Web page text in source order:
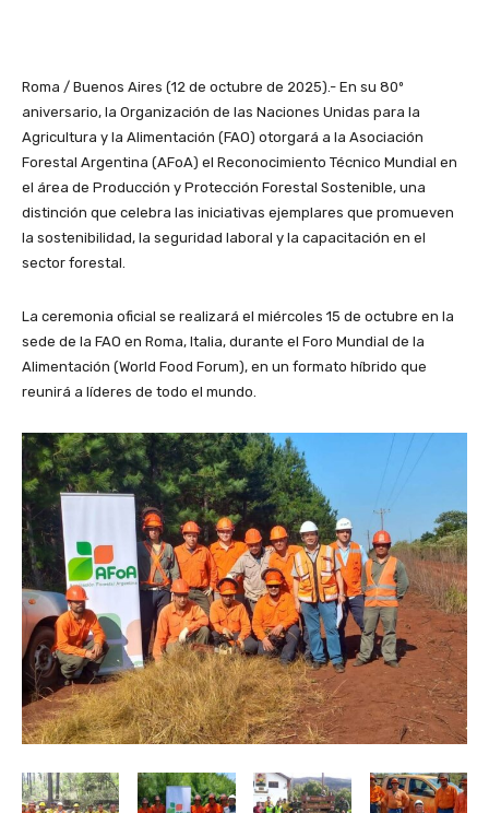
Roma / Buenos Aires (12 de octubre de 2025).- En su 80º
aniversario, la Organización de las Naciones Unidas para la
Agricultura y la Alimentación (FAO) otorgará a la Asociación
Forestal Argentina (AFoA) el Reconocimiento Técnico Mundial en
el área de Producción y Protección Forestal Sostenible, una
distinción que celebra las iniciativas ejemplares que promueven
la sostenibilidad, la seguridad laboral y la capacitación en el
sector forestal.
La ceremonia oficial se realizará el miércoles 15 de octubre en la
sede de la FAO en Roma, Italia, durante el Foro Mundial de la
Alimentación (World Food Forum), en un formato híbrido que
reunirá a líderes de todo el mundo.